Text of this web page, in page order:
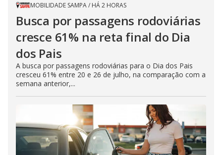
MOBILIDADE SAMPA/ HÁ 2 HORAS
Busca por passagens rodoviárias
cresce 61% na reta final do Dia
dos Pais
A busca por passagens rodoviárias para o Dia dos Pais
cresceu 61% entre 20 e 26 de julho, na comparação com a
semana anterior,...